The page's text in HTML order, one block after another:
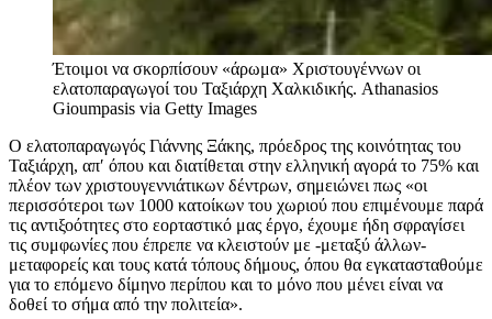
Έτοιμοι να σκορπίσουν «άρωμα» Χριστουγέννων οι
ελατοπαραγωγοί του Ταξιάρχη Χαλκιδικής. Athanasios
Gioumpasis via Getty Images
Ο ελατοπαραγωγός Γιάννης Ξάκης, πρόεδρος της κοινότητας του
Ταξιάρχη, απ′ όπου και διατίθεται στην ελληνική αγορά το 75% και
πλέον των χριστουγεννιάτικων δέντρων, σημειώνει πως «οι
περισσότεροι των 1000 κατοίκων του χωριού που επιμένουμε παρά
τις αντιξοότητες στο εορταστικό μας έργο, έχουμε ήδη σφραγίσει
τις συμφωνίες που έπρεπε να κλειστούν με -μεταξύ άλλων-
μεταφορείς και τους κατά τόπους δήμους, όπου θα εγκατασταθούμε
για το επόμενο δίμηνο περίπου και το μόνο που μένει είναι να
δοθεί το σήμα από την πολιτεία».